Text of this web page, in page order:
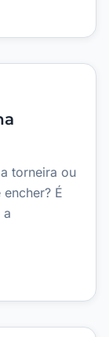
torneira ou
É
a